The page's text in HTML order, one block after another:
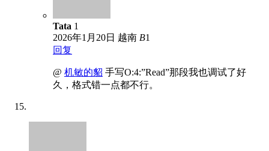
Tata 1
2026年1月20日 越南 B1
回复
@ 机敏的貂 手写O:4:”Read”那段我也调试了好
久，格式错一点都不行。